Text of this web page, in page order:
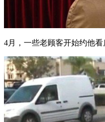
4月，一些老顾客开始约他